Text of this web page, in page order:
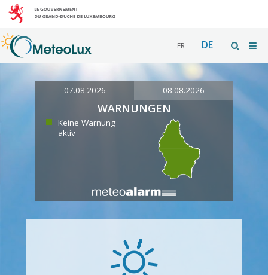
FR DE
07.08.2026 08.08.2026
WARNUNGEN
Keine Warnung
aktiv